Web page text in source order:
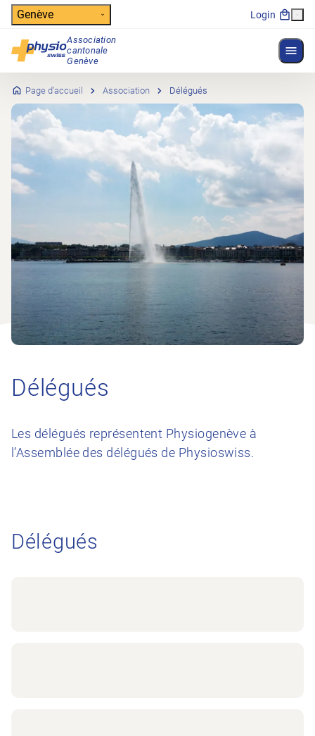
Header
Genève Login
Association
cantonale
Genève
Navigation principale
Page d’accueil Association Délégués
Délégués
Les délégués représentent Physiogenève à
l’Assemblée des délégués de Physioswiss.
Délégués
Yvan SIDLER